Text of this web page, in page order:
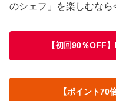
のシェフ」を楽しむなら
【初回90％OFF
【ポイント70